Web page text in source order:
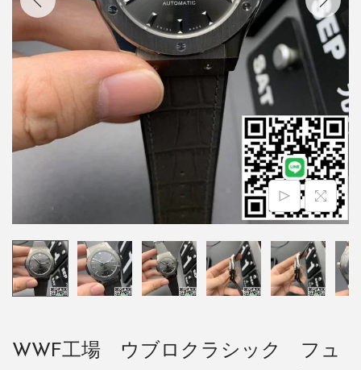
WWF工場 ウブロクラシック フュ